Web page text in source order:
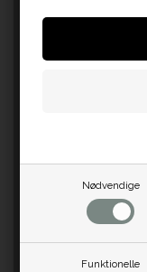
Nødvendige
Funktionelle